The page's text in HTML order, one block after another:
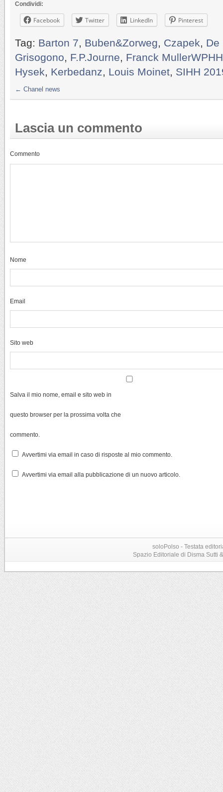
Condividi:
Facebook Twitter LinkedIn Pinterest
Tag: Barton 7, Buben&Zorweg, Czapek, De
Grisogono, F.P.Journe, Franck MullerWPHH
Hysek, Kerbedanz, Louis Moinet, SIHH
← Chanel news
Lascia un commento
Commento
Nome
Email
Sito web
Salva il mio nome, email e sito web in
questo browser per la prossima volta che
commento.
Avvertimi via email in caso di risposte al mio commento.
Avvertimi via email alla pubblicazione di un nuovo articolo.
soloPolso - Testata
Spazio Editoriale di Disma Sutti